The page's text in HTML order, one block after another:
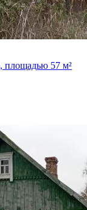
площадью 57 м²